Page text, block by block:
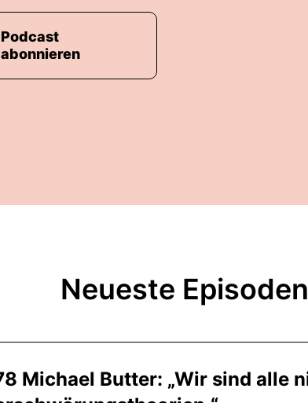
Podcast
abonnieren
Neueste Episoden